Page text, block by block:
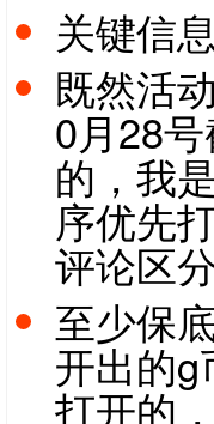
关键信
既然活
0月28
的，我
序优先
评论区
至少保
开出的
打开的